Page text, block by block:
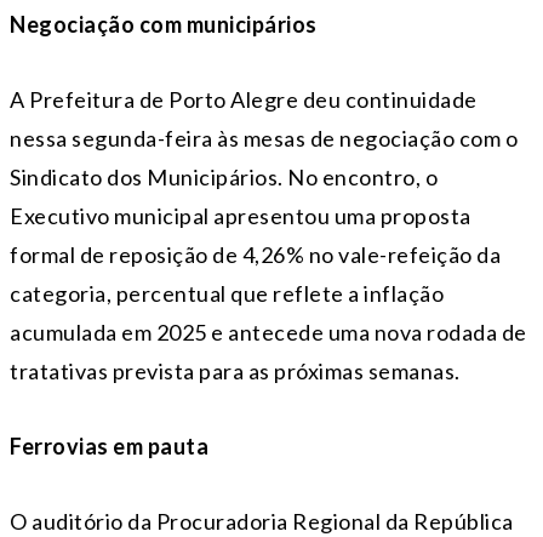
Negociação com municipários
A Prefeitura de Porto Alegre deu continuidade
nessa segunda-feira às mesas de negociação com o
Sindicato dos Municipários. No encontro, o
Executivo municipal apresentou uma proposta
formal de reposição de 4,26% no vale-refeição da
categoria, percentual que reflete a inflação
acumulada em 2025 e antecede uma nova rodada de
tratativas prevista para as próximas semanas.
Ferrovias em pauta
O auditório da Procuradoria Regional da República